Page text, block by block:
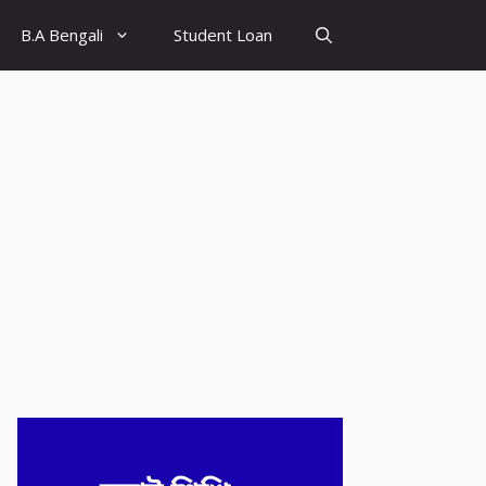
B.A Bengali Student Loan